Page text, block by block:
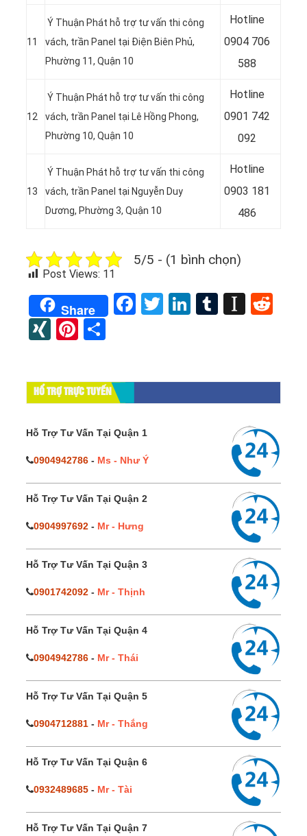
11
Ý Thuận Phát hỗ trợ tư vấn thi công
vách, trần Panel tại Điện Biên Phủ,
Phường 11, Quận 10
Hotline
0904 706
588
12
Ý Thuận Phát hỗ trợ tư vấn thi công
vách, trần Panel tại Lê Hồng Phong,
Phường 10, Quận 10
Hotline
0901 742
092
13
Ý Thuận Phát hỗ trợ tư vấn thi công
vách, trần Panel tại Nguyễn Duy
Dương, Phường 3, Quận 10
Hotline
0903 181
486
5/5 - (1 bình chọn)
Post Views: 11
Share Facebook
TwitterLinkedIn
Tumblr
XINGPinterest
HỔ TRỢ TRỰC TUYẾN
Hỗ Trợ Tư Vấn Tại Quận 1
0904942786 - Ms - Như Ý
Hỗ Trợ Tư Vấn Tại Quận 2
0904997692 - Mr - Hưng
Hỗ Trợ Tư Vấn Tại Quận 3
0901742092 - Mr - Thịnh
Hỗ Trợ Tư Vấn Tại Quận 4
0904942786 - Mr - Thái
Hỗ Trợ Tư Vấn Tại Quận 5
0904712881 - Mr - Thắng
Hỗ Trợ Tư Vấn Tại Quận 6
0932489685 - Mr - Tài
Hỗ Trợ Tư Vấn Tại Quận 7